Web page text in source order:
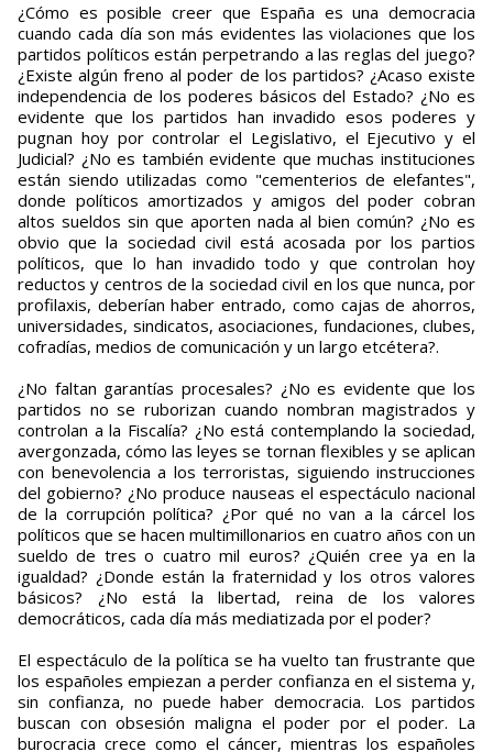
¿Cómo es posible creer que España es una democracia
cuando cada día son más evidentes las violaciones que los
partidos políticos están perpetrando a las reglas del juego?
¿Existe algún freno al poder de los partidos? ¿Acaso existe
independencia de los poderes básicos del Estado? ¿No es
evidente que los partidos han invadido esos poderes y
pugnan hoy por controlar el Legislativo, el Ejecutivo y el
Judicial? ¿No es también evidente que muchas instituciones
están siendo utilizadas como "cementerios de elefantes",
donde políticos amortizados y amigos del poder cobran
altos sueldos sin que aporten nada al bien común? ¿No es
obvio que la sociedad civil está acosada por los partios
políticos, que lo han invadido todo y que controlan hoy
reductos y centros de la sociedad civil en los que nunca, por
profilaxis, deberían haber entrado, como cajas de ahorros,
universidades, sindicatos, asociaciones, fundaciones, clubes,
cofradías, medios de comunicación y un largo etcétera?.
¿No faltan garantías procesales? ¿No es evidente que los
partidos no se ruborizan cuando nombran magistrados y
controlan a la Fiscalía? ¿No está contemplando la sociedad,
avergonzada, cómo las leyes se tornan flexibles y se aplican
con benevolencia a los terroristas, siguiendo instrucciones
del gobierno? ¿No produce nauseas el espectáculo nacional
de la corrupción política? ¿Por qué no van a la cárcel los
políticos que se hacen multimillonarios en cuatro años con un
sueldo de tres o cuatro mil euros? ¿Quién cree ya en la
igualdad? ¿Donde están la fraternidad y los otros valores
básicos? ¿No está la libertad, reina de los valores
democráticos, cada día más mediatizada por el poder?
El espectáculo de la política se ha vuelto tan frustrante que
los españoles empiezan a perder confianza en el sistema y,
sin confianza, no puede haber democracia. Los partidos
buscan con obsesión maligna el poder por el poder. La
burocracia crece como el cáncer, mientras los españoles